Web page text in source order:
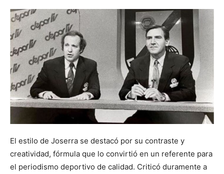
El estilo de Joserra se destacó por su contraste y
creatividad, fórmula que lo convirtió en un referente para
el periodismo deportivo de calidad. Criticó duramente a